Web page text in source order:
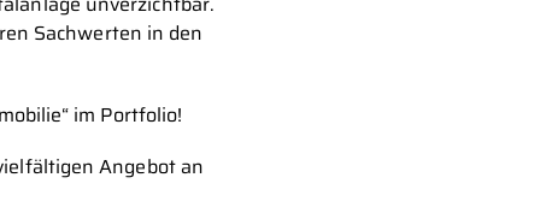
Sachwerten in den
im Portfolio!
Angebot an